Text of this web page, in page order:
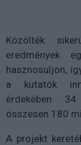
Közölték:
eredmények
hasznosuljon,
a kutatók
érdekében
összesen 180
A projekt